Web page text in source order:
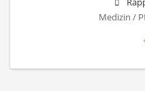
Medizin /